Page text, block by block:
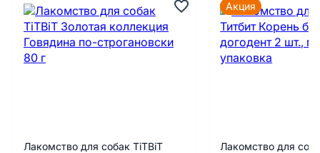
Лакомство для собак TiTBiT
Лакомство для
Акция